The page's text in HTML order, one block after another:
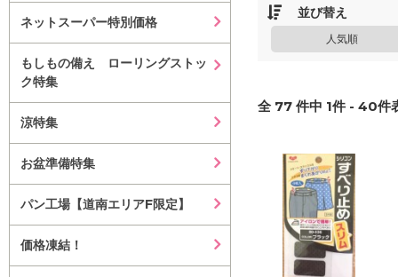
ネットスーパー特別価格
もしもの備え ローリングストッ
ク特集
涼特集
お盆準備特集
パン工場【道南エリアF限定】
価格凍結！
並び替え
人気順
全 77 件中 1件 - 40件